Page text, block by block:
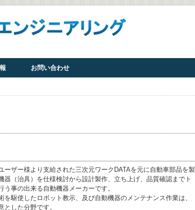
お問い合わせ
ーザー様より支給された三次元ワークDATAを元に自動車部品を製
器（治具）を仕様検討から設計製作、立ち上げ、品質確認までト
う事の出来る自動機器メーカーです。
を駆使したロボット教示、及び自動機器のメンテナンス作業は、
とした分野です。